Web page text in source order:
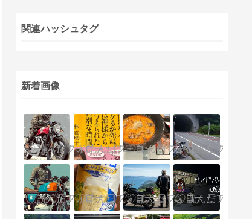
関連ハッシュタグ
新着画像